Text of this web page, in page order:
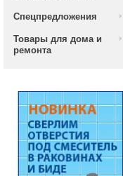
Спецпредложения
Товары для дома и
ремонта